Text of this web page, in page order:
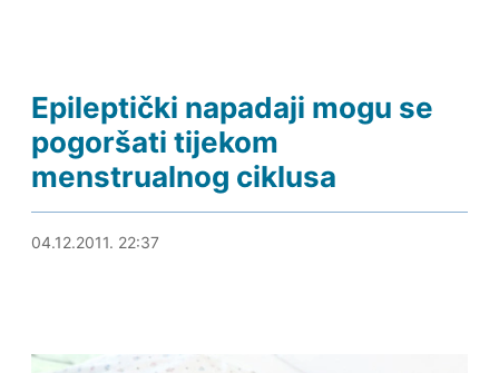
Epileptički napadaji mogu se
pogoršati tijekom
menstrualnog ciklusa
20.06.2012. 14:11
04.12.2011. 22:37